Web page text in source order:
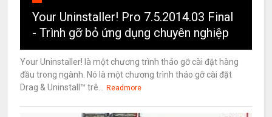
Your Uninstaller! Pro 7.5.2014.03 Final
- Trình gỡ bỏ ứng dụng chuyên nghiệp
Your Uninstaller! là một chương trình tháo gỡ cài đặt hàng
đầu trong ngành. Nó là một chương trình tháo gỡ cài đặt
Drag & Uninstall™ trê...
Readmore